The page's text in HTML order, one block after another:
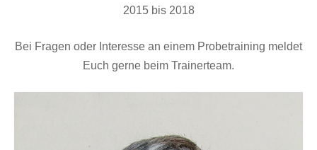
2015 bis 2018
Bei Fragen oder Interesse an einem Probetraining meldet
Euch gerne beim Trainerteam.